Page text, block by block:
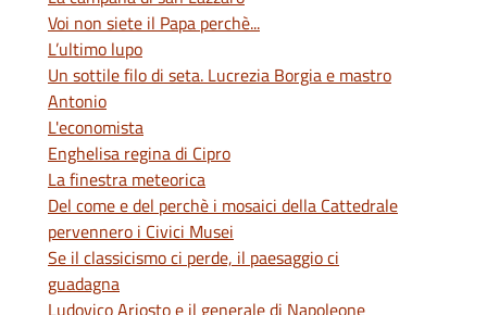
Voi non siete il Papa perchè...
L’ultimo lupo
Un sottile filo di seta. Lucrezia Borgia e mastro
Antonio
L'economista
Enghelisa regina di Cipro
La finestra meteorica
Del come e del perchè i mosaici della Cattedrale
pervennero i Civici Musei
Se il classicismo ci perde, il paesaggio ci
guadagna
Ludovico Ariosto e il generale di Napoleone